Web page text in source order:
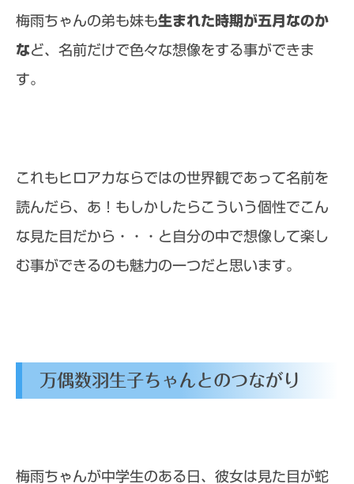
梅雨ちゃんの弟も妹も生まれた時期が五月なのか
など、名前だけで色々な想像をする事ができま
す。
これもヒロアカならではの世界観であって名前を
読んだら、あ！もしかしたらこういう個性でこん
な見た目だから・・・と自分の中で想像して楽し
む事ができるのも魅力の一つだと思います。
万偶数羽生子ちゃんとのつながり
梅雨ちゃんが中学生のある日、彼女は見た目が蛇